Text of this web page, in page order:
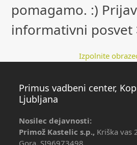
pomagamo. :)
informativni posvet
Izpolnite
Primus vadbeni center,
Ljubljana
Nosilec dejavnosti:
Primož Kastelic s.p., Kriška vas